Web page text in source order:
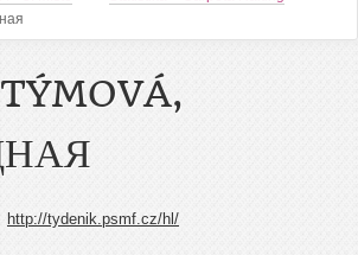
http://tydenik.psmf.cz/hl/